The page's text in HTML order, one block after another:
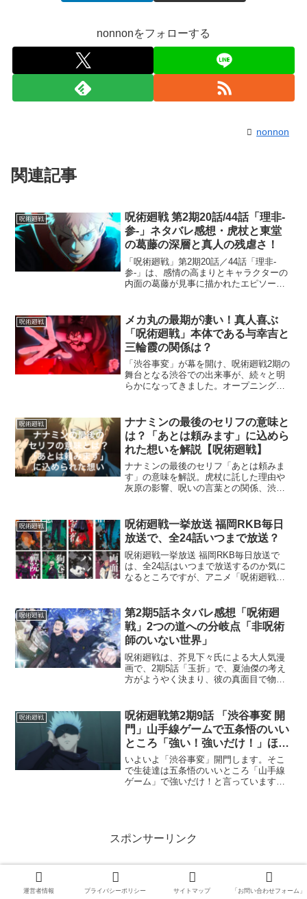
nonnonをフォローする
nonnon
関連記事
呪術廻戦
呪術廻戦 第2期20話/44話「理非-
参-」ネタバレ感想・虎杖と東堂
の葛藤の深層と真人の残虐さ！
「呪術廻戦」第2期20話／44話「理非-
参-」は、感情の高まりとキャラクターの
内面の葛藤が見事に描かれたエピソード
試練が、物語に深い味わいをもたらして
います。ここでは、...
呪術廻戦
メカ丸の最期が凄い！真人喜ぶ
「呪術廻戦」本体である与幸吉と
三輪霞の関係は？
「渋谷事変」が幕を開け、呪術廻戦2期の
舞台となる渋谷での出来事が、続々と明
らかになってきました。オープニングテ
メンバーでワクワクしますね♪「呪術廻
戦」31...
呪術廻戦
ナナミンの最後のセリフの意味と
は？「あとは頼みます」に込めら
れた想いを解説【呪術廻戦】
ナナミンの最後のセリフ「あとは頼みま
す」の意味を解説。虎杖に託した理由や
灰原の影響、呪いの言葉との関係、渋谷
呪術廻戦
呪術廻戦一挙放送 福岡RKB毎日
放送で、全24話いつまで放送？
呪術廻戦一挙放送 福岡RKB毎日放送で
は、全24話はいつまで放送するのか気に
なるところですが、アニメ「呪術廻戦」
毎週日曜午後5時から放送されています。
M...
呪術廻戦
第2期5話ネタバレ感想「呪術廻
戦」2つの道への分岐点「非呪術
師のいない世界」
呪術廻戦は、芥見下々氏による大人気漫
画で、2期5話「玉折」で、夏油傑の考え
方がようやく決まり、彼の真面目で物事
とになります。最強になった五条とは、
もう連むことができずに...
呪術廻戦
呪術廻戦第2期9話 「渋谷事変 開
門」山手線ゲームで五条悟のいい
ところ「強い！強いだけ！」ほか
に？
いよいよ「渋谷事変」開門します。そこ
で生徒達は五条悟のいいところ「山手線
ゲーム」で強いだけ！と言っています
スポンサーリンク
運営者情報 プライバシーポリシー サイトマップ 「お問い合わせフォーム」